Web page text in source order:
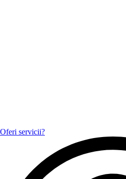
Oferi servicii?